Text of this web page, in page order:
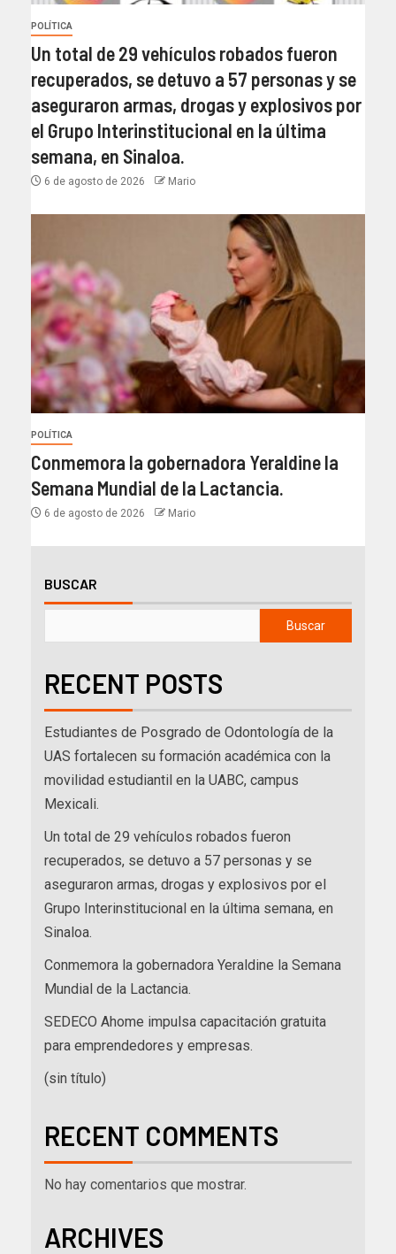
POLÍTICA
Un total de 29 vehículos robados fueron
recuperados, se detuvo a 57 personas y se
aseguraron armas, drogas y explosivos por
el Grupo Interinstitucional en la última
semana, en Sinaloa.
6 de agosto de 2026 Mario
POLÍTICA
Conmemora la gobernadora Yeraldine la
Semana Mundial de la Lactancia.
6 de agosto de 2026 Mario
BUSCAR
Buscar
RECENT POSTS
Estudiantes de Posgrado de Odontología de la
UAS fortalecen su formación académica con la
movilidad estudiantil en la UABC, campus
Mexicali.
Un total de 29 vehículos robados fueron
recuperados, se detuvo a 57 personas y se
aseguraron armas, drogas y explosivos por el
Grupo Interinstitucional en la última semana, en
Sinaloa.
Conmemora la gobernadora Yeraldine la Semana
Mundial de la Lactancia.
SEDECO Ahome impulsa capacitación gratuita
para emprendedores y empresas.
(sin título)
RECENT COMMENTS
No hay comentarios que mostrar.
ARCHIVES